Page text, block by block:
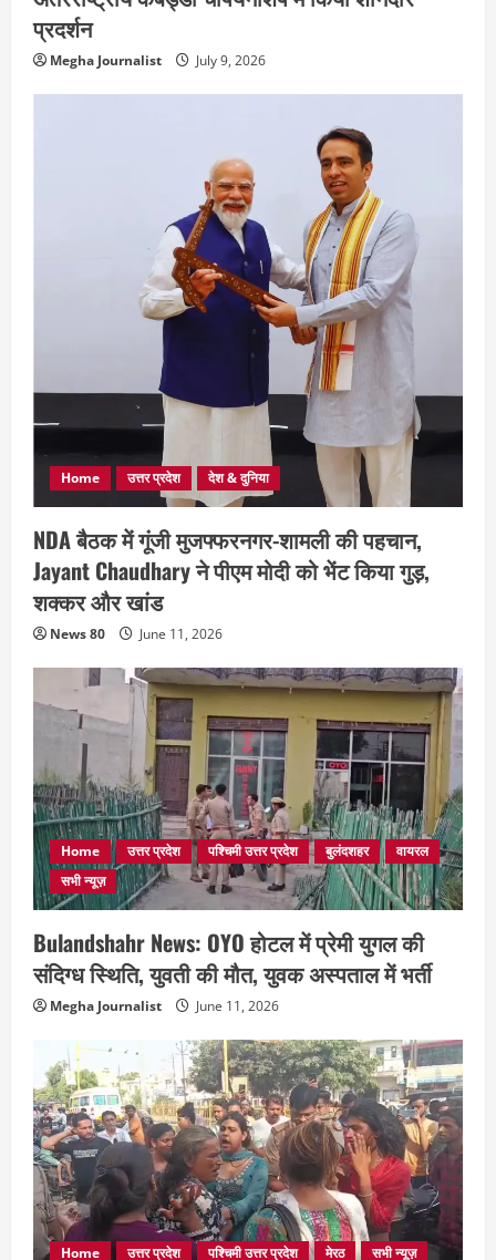
प्रदर्शन
Megha Journalist July 9, 2026
Home उत्तर प्रदेश देश & दुनिया
NDA बैठक में गूंजी मुजफ्फरनगर-शामली की पहचान,
Jayant Chaudhary ने पीएम मोदी को भेंट किया गुड़,
शक्कर और खांड
News 80 June 11, 2026
Home उत्तर प्रदेश पश्चिमी उत्तर प्रदेश बुलंदशहर
वायरल
सभी न्यूज़
Bulandshahr News: OYO होटल में प्रेमी युगल की
संदिग्ध स्थिति, युवती की मौत, युवक अस्पताल में भर्ती
Megha Journalist June 11, 2026
Home उत्तर प्रदेश पश्चिमी उत्तर प्रदेश मेरठ सभी न्यूज़